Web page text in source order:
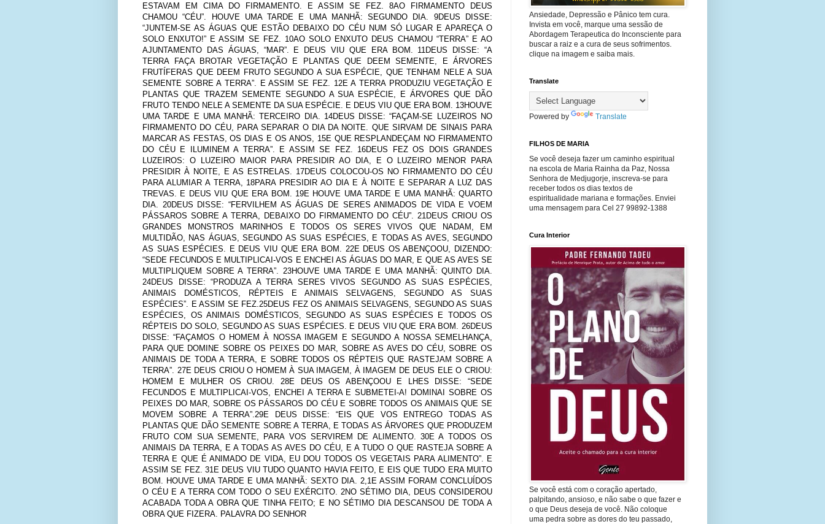
ESTAVAM EM CIMA DO FIRMAMENTO. E ASSIM SE FEZ. 8AO FIRMAMENTO DEUS
CHAMOU “CÉU”. HOUVE UMA TARDE E UMA MANHÃ: SEGUNDO DIA. 9DEUS DISSE:
“JUNTEM-SE AS ÁGUAS QUE ESTÃO DEBAIXO DO CÉU NUM SÓ LUGAR E APAREÇA O
SOLO ENXUTO!” E ASSIM SE FEZ. 10AO SOLO ENXUTO DEUS CHAMOU “TERRA” E AO
AJUNTAMENTO DAS ÁGUAS, “MAR”. E DEUS VIU QUE ERA BOM. 11DEUS DISSE: “A
TERRA FAÇA BROTAR VEGETAÇÃO E PLANTAS QUE DEEM SEMENTE, E ÁRVORES
FRUTÍFERAS QUE DEEM FRUTO SEGUNDO A SUA ESPÉCIE, QUE TENHAM NELE A SUA
SEMENTE SOBRE A TERRA”. E ASSIM SE FEZ. 12E A TERRA PRODUZIU VEGETAÇÃO E
PLANTAS QUE TRAZEM SEMENTE SEGUNDO A SUA ESPÉCIE, E ÁRVORES QUE DÃO
FRUTO TENDO NELE A SEMENTE DA SUA ESPÉCIE. E DEUS VIU QUE ERA BOM. 13HOUVE
UMA TARDE E UMA MANHÃ: TERCEIRO DIA. 14DEUS DISSE: “FAÇAM-SE LUZEIROS NO
FIRMAMENTO DO CÉU, PARA SEPARAR O DIA DA NOITE. QUE SIRVAM DE SINAIS PARA
MARCAR AS FESTAS, OS DIAS E OS ANOS, 15E QUE RESPLANDEÇAM NO FIRMAMENTO
DO CÉU E ILUMINEM A TERRA”. E ASSIM SE FEZ. 16DEUS FEZ OS DOIS GRANDES
LUZEIROS: O LUZEIRO MAIOR PARA PRESIDIR AO DIA, E O LUZEIRO MENOR PARA
PRESIDIR À NOITE, E AS ESTRELAS. 17DEUS COLOCOU-OS NO FIRMAMENTO DO CÉU
PARA ALUMIAR A TERRA, 18PARA PRESIDIR AO DIA E À NOITE E SEPARAR A LUZ DAS
TREVAS. E DEUS VIU QUE ERA BOM. 19E HOUVE UMA TARDE E UMA MANHÃ: QUARTO
DIA. 20DEUS DISSE: “FERVILHEM AS ÁGUAS DE SERES ANIMADOS DE VIDA E VOEM
PÁSSAROS SOBRE A TERRA, DEBAIXO DO FIRMAMENTO DO CÉU”. 21DEUS CRIOU OS
GRANDES MONSTROS MARINHOS E TODOS OS SERES VIVOS QUE NADAM, EM
MULTIDÃO, NAS ÁGUAS, SEGUNDO AS SUAS ESPÉCIES, E TODAS AS AVES, SEGUNDO
AS SUAS ESPÉCIES. E DEUS VIU QUE ERA BOM. 22E DEUS OS ABENÇOOU, DIZENDO:
“SEDE FECUNDOS E MULTIPLICAI-VOS E ENCHEI AS ÁGUAS DO MAR, E QUE AS AVES SE
MULTIPLIQUEM SOBRE A TERRA”. 23HOUVE UMA TARDE E UMA MANHÃ: QUINTO DIA.
24DEUS DISSE: “PRODUZA A TERRA SERES VIVOS SEGUNDO AS SUAS ESPÉCIES,
ANIMAIS DOMÉSTICOS, RÉPTEIS E ANIMAIS SELVAGENS, SEGUNDO AS SUAS
ESPÉCIES”. E ASSIM SE FEZ.25DEUS FEZ OS ANIMAIS SELVAGENS, SEGUNDO AS SUAS
ESPÉCIES, OS ANIMAIS DOMÉSTICOS, SEGUNDO AS SUAS ESPÉCIES E TODOS OS
RÉPTEIS DO SOLO, SEGUNDO AS SUAS ESPÉCIES. E DEUS VIU QUE ERA BOM. 26DEUS
DISSE: “FAÇAMOS O HOMEM À NOSSA IMAGEM E SEGUNDO A NOSSA SEMELHANÇA,
PARA QUE DOMINE SOBRE OS PEIXES DO MAR, SOBRE AS AVES DO CÉU, SOBRE OS
ANIMAIS DE TODA A TERRA, E SOBRE TODOS OS RÉPTEIS QUE RASTEJAM SOBRE A
TERRA”. 27E DEUS CRIOU O HOMEM À SUA IMAGEM, À IMAGEM DE DEUS ELE O CRIOU:
HOMEM E MULHER OS CRIOU. 28E DEUS OS ABENÇOOU E LHES DISSE: “SEDE
FECUNDOS E MULTIPLICAI-VOS, ENCHEI A TERRA E SUBMETEI-A! DOMINAI SOBRE OS
PEIXES DO MAR, SOBRE OS PÁSSAROS DO CÉU E SOBRE TODOS OS ANIMAIS QUE SE
MOVEM SOBRE A TERRA”.29E DEUS DISSE: “EIS QUE VOS ENTREGO TODAS AS
PLANTAS QUE DÃO SEMENTE SOBRE A TERRA, E TODAS AS ÁRVORES QUE PRODUZEM
FRUTO COM SUA SEMENTE, PARA VOS SERVIREM DE ALIMENTO. 30E A TODOS OS
ANIMAIS DA TERRA, E A TODAS AS AVES DO CÉU, E A TUDO O QUE RASTEJA SOBRE A
TERRA E QUE É ANIMADO DE VIDA, EU DOU TODOS OS VEGETAIS PARA ALIMENTO”. E
ASSIM SE FEZ. 31E DEUS VIU TUDO QUANTO HAVIA FEITO, E EIS QUE TUDO ERA MUITO
BOM. HOUVE UMA TARDE E UMA MANHÃ: SEXTO DIA. 2,1E ASSIM FORAM CONCLUÍDOS
O CÉU E A TERRA COM TODO O SEU EXÉRCITO. 2NO SÉTIMO DIA, DEUS CONSIDEROU
ACABADA TODA A OBRA QUE TINHA FEITO; E NO SÉTIMO DIA DESCANSOU DE TODA A
OBRA QUE FIZERA. PALAVRA DO SENHOR
Ansiedade, Depressão e Pânico tem cura.
Invista em você, marque uma sessão de
Abordagem Terapeutica do Inconsciente para
buscar a raiz e a cura de seus sofrimentos.
clique na imagem e saiba mais.
Translate
Powered by Translate
FILHOS DE MARIA
Se você deseja fazer um caminho espiritual
na escola de Maria Rainha da Paz, Nossa
Senhora de Medjugorje, inscreva-se para
receber todos os dias textos de
espiritualidade mariana e formações. Enviei
uma mensagem para Cel 27 99892-1388
Cura Interior
Se você está com o coração apertado,
palpitando, ansioso, e não sabe o que fazer e
o que Deus deseja de você. Não coloque
uma pedra sobre as dores do teu passado,